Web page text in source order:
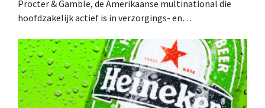
Procter & Gamble, de Amerikaanse multinational die
hoofdzakelijk actief is in verzorgings- en
overname van Thorne, een producent van
voedingssupplementen.